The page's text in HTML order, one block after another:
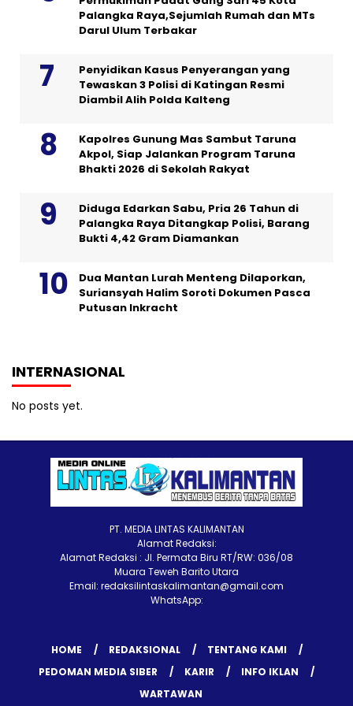
Palangka Raya,Sejumlah Rumah dan MTs
Darul Ulum Terbakar
Penyidikan Kasus Penyerangan yang
Tewaskan 3 Polisi di Katingan Resmi
Diambil Alih Polda Kalteng
Kapolres Gunung Mas Sambut Taruna
Akpol, Siap Jalankan Program Taruna
Bhakti 2026 di Sekolah Rakyat
Diduga Edarkan Sabu, Pria 26 Tahun di
Palangka Raya Ditangkap Polisi, Barang
Bukti 4,42 Gram Diamankan
Dua Mantan Lurah Menteng Dilaporkan,
Suriansyah Halim Soroti Dokumen Pasca
Putusan Inkracht
INTERNASIONAL
No posts yet.
PT. MEDIA LINTAS KALIMANTAN
Alamat Redaksi:
Alamat Redaksi : Jl. Permata Biru RT/RW: 036/08
Muara Teweh Barito Utara
Email: redaksilintaskalimantan@gmail.com
WhatsApp:
HOME REDAKSIONAL
TENTANG KAMI
PEDOMAN MEDIA SIBER
KARIR
INFO IKLAN
WARTAWAN